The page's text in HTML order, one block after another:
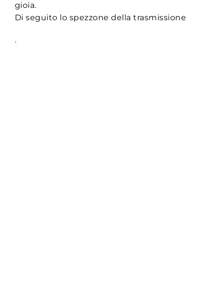
gioia.
Di seguito lo spezzone della trasmissione
.